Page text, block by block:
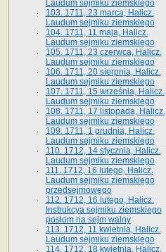
Laudum sejmiku ziemskiego
103. 1711, 23 marca, Halicz.
Laudum sejmiku ziemskiego
104. 1711, 11 maja, Halicz.
Laudum sejmiku ziemskiego
105. 1711, 23 czerwca, Halicz.
Laudum sejmiku ziemskiego
106. 1711, 20 sierpnia, Halicz.
Laudum sejmiku ziemskiego
107. 1711, 15 września, Halicz.
Laudum sejmiku ziemskiego
108. 1711, 17 listopada, Halicz.
Laudum sejmiku ziemskiego
109. 1711, 1 grudnia, Halicz.
Laudum sejmiku ziemskiego
110. 1712, 14 stycznia, Halicz.
Laudum sejmiku ziemskiego
111. 1712, 16 lutego, Halicz.
Laudum sejmiku ziemskiego
przedsejmowego
112. 1712, 16 lutego, Halicz.
Instrukcya sejmiku ziemskiego
posłom na sejm walny
113. 1712, 11 kwietnia, Halicz.
Laudum sejmiku ziemskiego
114. 1712, 18 kwietnia, Halicz.